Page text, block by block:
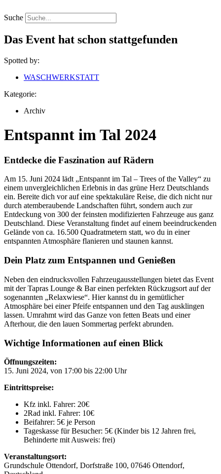
Inhalt
springen
Suche
Das Event hat schon stattgefunden
Spotted by:
WASCHWERKSTATT
Kategorie:
Archiv
Entspannt im Tal 2024
Entdecke die Faszination auf Rädern
Am 15. Juni 2024 lädt „Entspannt im Tal – Trees of the Valley“ zu
einem unvergleichlichen Erlebnis in das grüne Herz Deutschlands
ein. Bereite dich vor auf eine spektakuläre Reise, die dich nicht nur
durch atemberaubende Landschaften führt, sondern auch zur
Entdeckung von 300 der feinsten modifizierten Fahrzeuge aus ganz
Deutschland. Diese Veranstaltung findet auf einem beeindruckenden
Gelände von ca. 16.500 Quadratmetern statt, wo du in einer
entspannten Atmosphäre flanieren und staunen kannst.
Dein Platz zum Entspannen und Genießen
Neben den eindrucksvollen Fahrzeugausstellungen bietet das Event
mit der Tapras Lounge & Bar einen perfekten Rückzugsort auf der
sogenannten „Relaxwiese“. Hier kannst du in gemütlicher
Atmosphäre bei einer Pfeife entspannen und den Tag ausklingen
lassen. Umrahmt wird das Ganze von fetten Beats und einer
Afterhour, die den lauen Sommertag perfekt abrunden.
Wichtige Informationen auf einen Blick
Öffnungszeiten:
15. Juni 2024, von 17:00 bis 22:00 Uhr
Eintrittspreise:
Kfz inkl. Fahrer: 20€
2Rad inkl. Fahrer: 10€
Beifahrer: 5€ je Person
Tageskasse für Besucher: 5€ (Kinder bis 12 Jahren frei,
Behinderte mit Ausweis: frei)
Veranstaltungsort:
Grundschule Ottendorf, Dorfstraße 100, 07646 Ottendorf,